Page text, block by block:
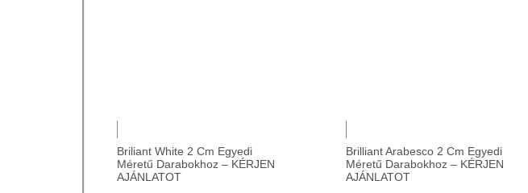
Briliant White 2 Cm Egyedi
Méretű Darabokhoz – KÉRJEN
AJÁNLATOT
Brilliant Arabesco 2 Cm Egyedi
Méretű Darabokhoz – KÉRJEN
AJÁNLATOT